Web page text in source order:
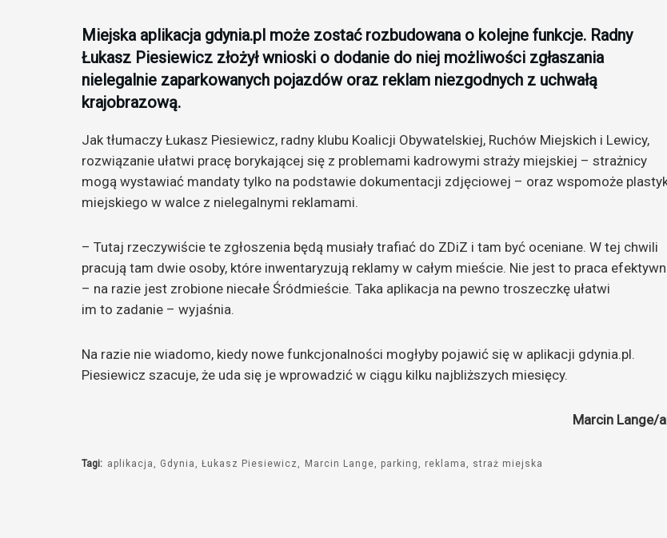
Miejska aplikacja gdynia.pl może zostać rozbudowana o kolejne funkcje. Radny
Łukasz Piesiewicz złożył wnioski o dodanie do niej możliwości zgłaszania
nielegalnie zaparkowanych pojazdów oraz reklam niezgodnych z uchwałą
krajobrazową.
Jak tłumaczy Łukasz Piesiewicz, radny klubu Koalicji Obywatelskiej, Ruchów Miejskich i Lewicy,
rozwiązanie ułatwi pracę borykającej się z problemami kadrowymi straży miejskiej – strażnicy
mogą wystawiać mandaty tylko na podstawie dokumentacji zdjęciowej – oraz wspomoże
miejskiego w walce z nielegalnymi reklamami.
– Tutaj rzeczywiście te zgłoszenia będą musiały trafiać do ZDiZ i tam być oceniane. W tej chwili
pracują tam dwie osoby, które inwentaryzują reklamy w całym mieście. Nie jest to praca
– na razie jest zrobione niecałe Śródmieście. Taka aplikacja na pewno troszeczkę ułatwi
im to zadanie – wyjaśnia.
Na razie nie wiadomo, kiedy nowe funkcjonalności mogłyby pojawić się w aplikacji gdynia.pl.
Piesiewicz szacuje, że uda się je wprowadzić w ciągu kilku najbliższych miesięcy.
Marcin Lange/
Tagi: aplikacja Gdynia Łukasz Piesiewicz Marcin Lange parking reklama straż miejska